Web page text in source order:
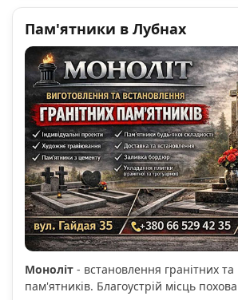
Пам'ятники в Лубнах
Моноліт - встановлення гранітних
пам'ятників. Благоустрій місць